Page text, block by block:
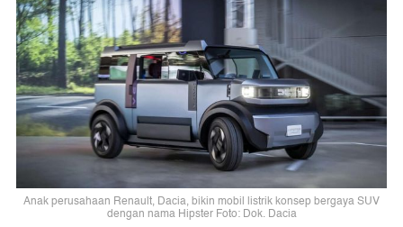
Anak perusahaan Renault, Dacia, bikin mobil listrik konsep bergaya SUV
dengan nama Hipster Foto: Dok. Dacia